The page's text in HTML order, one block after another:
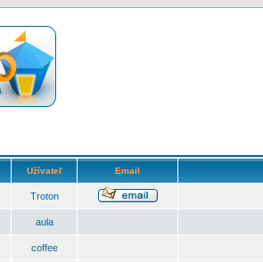
Užívateľ Email
Troton
aula
coffee